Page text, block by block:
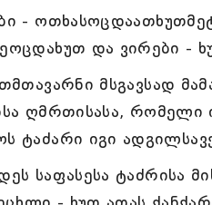
-
და ვირები -
მსგავსად
ღმრთისასა,
ტაძარი იგი
საფასესა ტაძრისა